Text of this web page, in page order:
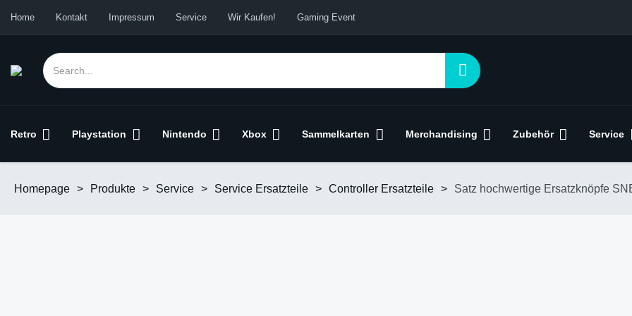
Home Kontakt Impressum Service Wir Kaufen! Gaming Event
Retro Playstation Nintendo Xbox Sammelkarten Merchandising Zubehör Service
Homepage > Produkte > Service > Service Ersatzteile > Controller Ersatzteile > Satz hochwertige Ersatzknöpfe